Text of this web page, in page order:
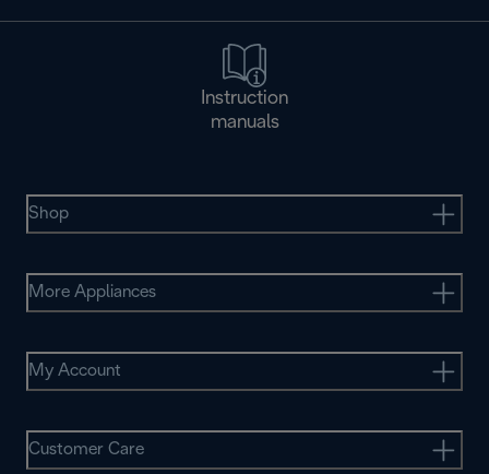
Instruction
manuals
Shop
More Appliances
My Account
Customer Care